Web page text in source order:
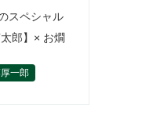
スペシャル
郎】× お燗
な鳥の数々
一郎